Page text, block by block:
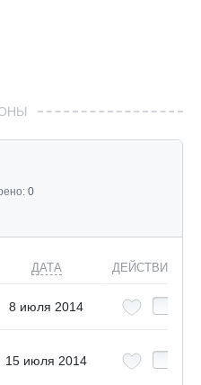
0
ДАТА ДЕЙСТВИЯ
8 июля 2014
15 июля 2014